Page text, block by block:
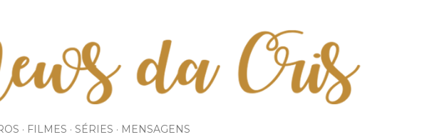
FILMES SÉRIES MENSAGENS